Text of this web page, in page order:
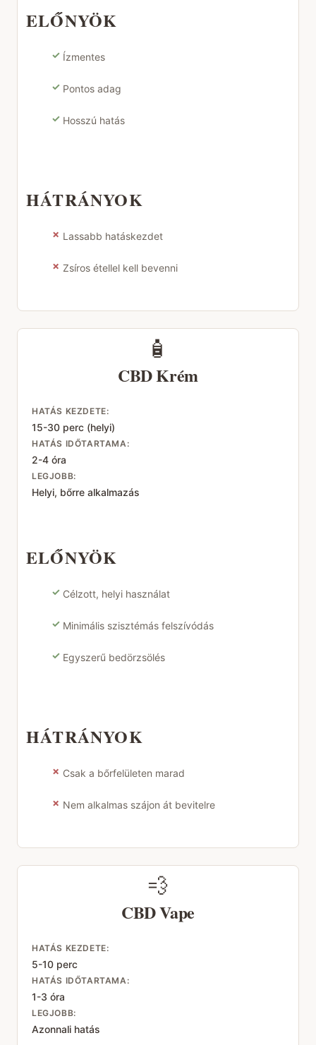
ELŐNYÖK
✓ Ízmentes
✓ Pontos adag
✓ Hosszú hatás
HÁTRÁNYOK
✗ Lassabb hatáskezdet
✗ Zsíros étellel kell bevenni
🧴
CBD Krém
HATÁS KEZDETE:
15-30 perc (helyi)
HATÁS IDŐTARTAMA:
2-4 óra
LEGJOBB:
Helyi, bőrre alkalmazás
ELŐNYÖK
✓ Célzott, helyi használat
✓ Minimális szisztémás felszívódás
✓ Egyszerű bedörzsölés
HÁTRÁNYOK
✗ Csak a bőrfelületen marad
✗ Nem alkalmas szájon át bevitelre
💨
CBD Vape
HATÁS KEZDETE:
5-10 perc
HATÁS IDŐTARTAMA:
1-3 óra
LEGJOBB:
Azonnali hatás